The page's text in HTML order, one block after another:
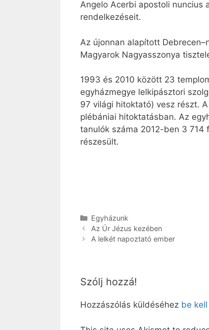
Angelo Acerbi apostoli nuncius
rendelkezéseit.
Az újonnan alapított
Magyarok Nagyasszonya
1993 és 2010 között 23
egyházmegye lelkipásztori
97 világi hitoktató) vesz részt.
plébániai hitoktatásban. Az
tanulók száma 2012-ben 3
részesült.
Kategória
Egyházunk
Az Úr Jézus kezében
A lelkét napoztató ember
Szólj hozzá!
Hozzászólás küldéséhez be